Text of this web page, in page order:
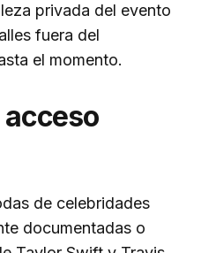
privada del evento
fuera del
el momento.
acceso
de celebridades
documentadas o